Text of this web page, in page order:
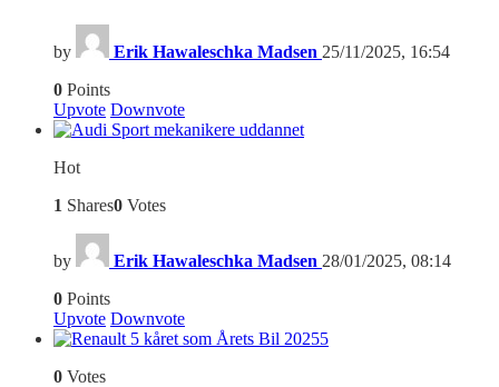
by Erik Hawaleschka Madsen 25/11/2025, 16:54
0 Points
Upvote Downvote
Hot
1 Shares0 Votes
by Erik Hawaleschka Madsen 28/01/2025, 08:14
0 Points
Upvote Downvote
5
0 Votes